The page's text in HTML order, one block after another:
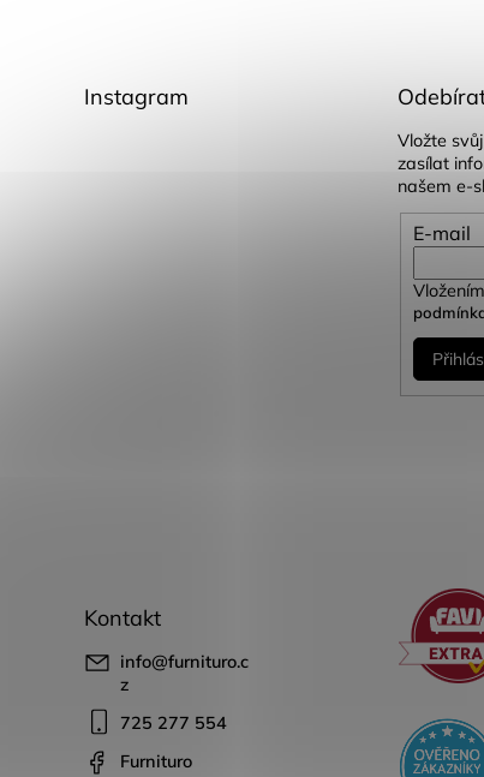
Instagram
Vložte
zasílat
našem e-
E-mail
Kontakt
info@furnituro.c
z
725 277 554
Furnituro